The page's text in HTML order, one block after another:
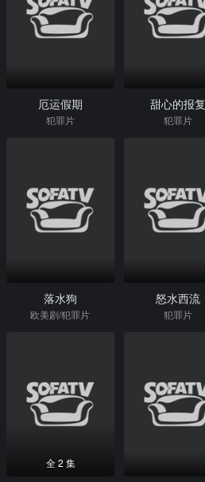
厄运假期
犯罪片
甜心的报复
犯罪片
落水狗
欧美剧/犯罪片
怒水西流
犯罪片
全 2 集